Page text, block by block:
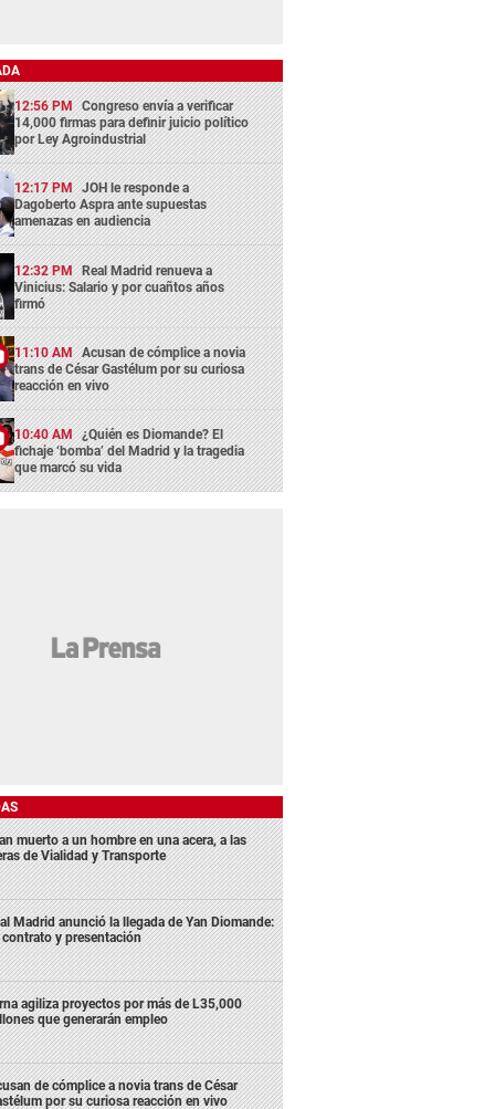
12:56 PM Congreso envía a verificar
14,000 firmas para definir juicio político
por Ley Agroindustrial
12:17 PM JOH le responde a
Dagoberto Aspra ante supuestas
amenazas en audiencia
12:32 PM Real Madrid renueva a
Vinicius: Salario y por cuañtos años
firmó
11:10 AM Acusan de cómplice a novia
trans de César Gastélum por su curiosa
reacción en vivo
10:40 AM ¿Quién es Diomande? El
fichaje ‘bomba’ del Madrid y la tragedia
que marcó su vida
muerto a un hombre en una acera, a las
de Vialidad y Transporte
Madrid anunció la llegada de Yan Diomande:
y presentación
agiliza proyectos por más de L35,000
que generarán empleo
de cómplice a novia trans de César
por su curiosa reacción en vivo